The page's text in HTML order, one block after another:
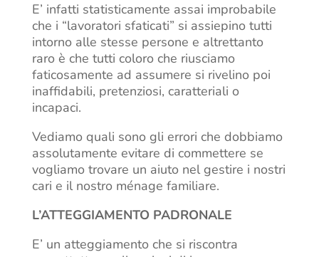
E’ infatti statisticamente assai improbabile
che i “lavoratori sfaticati” si assiepino tutti
intorno alle stesse persone e altrettanto
raro è che tutti coloro che riusciamo
faticosamente ad assumere si rivelino poi
inaffidabili, pretenziosi, caratteriali o
incapaci.
Vediamo quali sono gli errori che dobbiamo
assolutamente evitare di commettere se
vogliamo trovare un aiuto nel gestire i nostri
cari e il nostro ménage familiare.
L’ATTEGGIAMENTO PADRONALE
E’ un atteggiamento che si riscontra